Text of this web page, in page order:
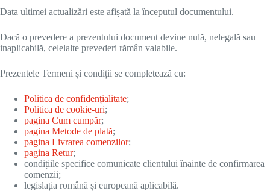
Data ultimei actualizări este afișată la începutul documentului.
Dacă o prevedere a prezentului document devine nulă, nelegală sau
inaplicabilă, celelalte prevederi rămân valabile.
Prezentele Termeni și condiții se completează cu:
Politica de confidențialitate;
Politica de cookie-uri;
pagina Cum cumpăr;
pagina Metode de plată;
pagina Livrarea comenzilor;
pagina Retur;
condițiile specifice comunicate clientului înainte de confirmarea
comenzii;
legislația română și europeană aplicabilă.